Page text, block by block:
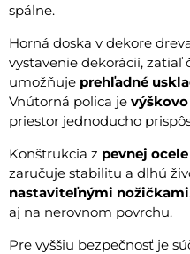
spálne.
Horná doska v dekore
vystavenie dekorácií, zatiaľ
umožňuje prehľadné
Vnútorná polica je
priestor jednoducho
Konštrukcia z pevnej
zaručuje stabilitu a dlhú
nastaviteľnými nožičkami
aj na nerovnom povrchu.
Pre vyššiu bezpečnosť je